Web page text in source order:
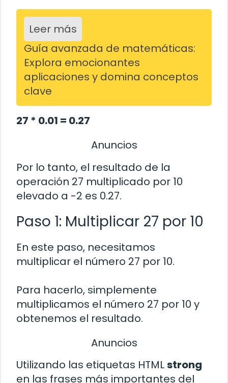
Leer más
Guía avanzada de matemáticas:
Explora emocionantes
aplicaciones y domina conceptos
clave
27 * 0.01 = 0.27
Anuncios
Por lo tanto, el resultado de la
operación 27 multiplicado por 10
elevado a -2 es 0.27.
Paso 1: Multiplicar 27 por 10
En este paso, necesitamos
multiplicar el número 27 por 10.
Para hacerlo, simplemente
multiplicamos el número 27 por 10 y
obtenemos el resultado.
Anuncios
Utilizando las etiquetas HTMLstrong
en las frases más importantes del